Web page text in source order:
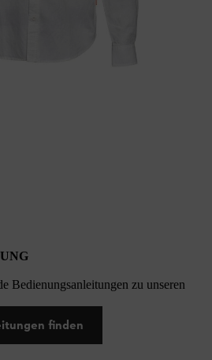
Bedienungsanleitungen zu unseren
finden